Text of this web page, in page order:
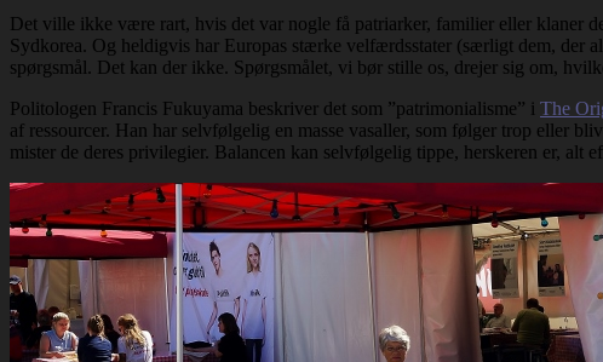
Det ville ikke være rart, hvis det var nogle få patriarker, familier eller klaner
Sydkorea. Og heldigvis har Europas stærke velfærdsstater (særligt dem, der
spørgsmål. Det kan der ikke. Spørgsmålet, vi bør stille os, drejer sig om,
Politologen Francis Fukuyama beskriver det som ”patrimonialisme” i The
af ressourcer. Han har selvfølgelig en masse vasaller, som følger trop eller
mister de deres privilegier. Balancen kan selvfølgelig tippe, herskeren er, alt